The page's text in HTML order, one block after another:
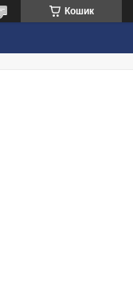
Кошик